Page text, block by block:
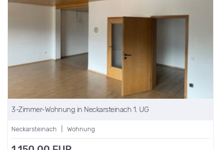
3-Zimmer-Wohnung in Neckarsteinach 1. UG
Neckarsteinach | Wohnung